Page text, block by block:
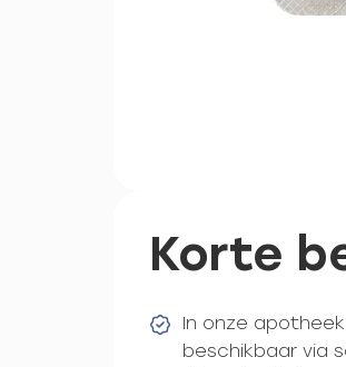
Korte
In onze
beschikbaar via